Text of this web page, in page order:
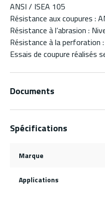
ANSI / ISEA 105
Résistance aux coupures :
Résistance à l’abrasion :
Résistance à la perforation
Essais de coupure réalisés
Documents
Spécifications
Marque
Applications